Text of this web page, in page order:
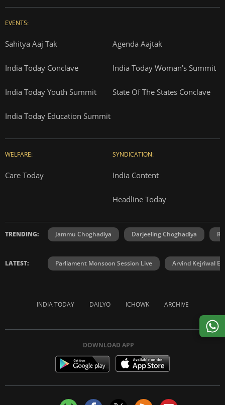
EVENTS:
Sahitya Aaj Tak Agenda Aajtak
India Today Conclave India Today Woman's Summit
India Today Youth Summit State Of The States Conclave
India Today Education Summit
WELFARE:
Care Today
SYNDICATION:
India Content
Headline Today
TRENDING: Jammu Choghadiya Darjeeling Choghadiya
LATEST: Parliament Monsoon Session Live Arvind Kejriwal
INDIA TODAY DAILYO ICHOWK ARCHIVE
DOWNLOAD APP